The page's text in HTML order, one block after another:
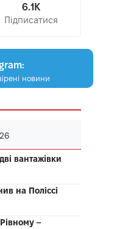
6.1K
Підписатися
новини
вантажівки
на Поліссі
–